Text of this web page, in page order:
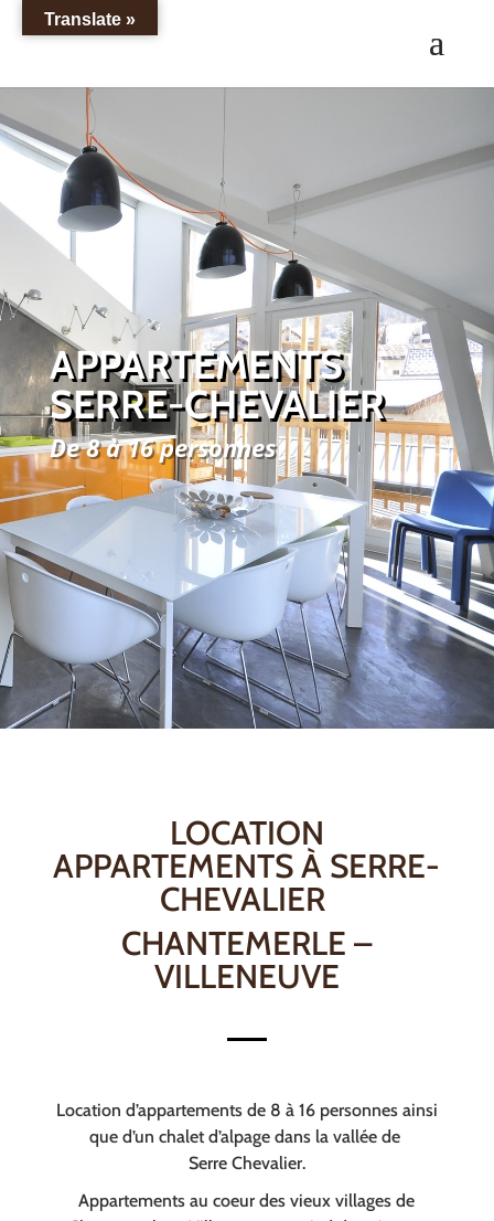
APPARTEMENTS
SERRE-CHEVALIER
De 8 à 16 personnes
LOCATION
APPARTEMENTS À SERRE-
CHEVALIER
CHANTEMERLE –
VILLENEUVE
Location d’appartements de 8 à 16 personnes ainsi
que d’un chalet d’alpage dans la vallée de
Serre Chevalier.
Appartements au coeur des vieux villages de
Translate »